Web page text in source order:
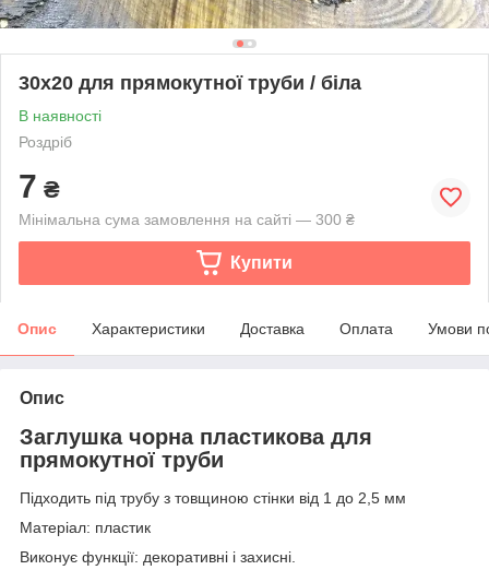
30х20 для прямокутної труби / біла
В наявності
Роздріб
7 ₴
Мінімальна сума замовлення на сайті — 300 ₴
Купити
Опис Характеристики Доставка Оплата Умови
Опис
Заглушка чорна пластикова для
прямокутної труби
Підходить під трубу з товщиною стінки від 1 до 2,5 мм
Матеріал: пластик
Виконує функції: декоративні і захисні.